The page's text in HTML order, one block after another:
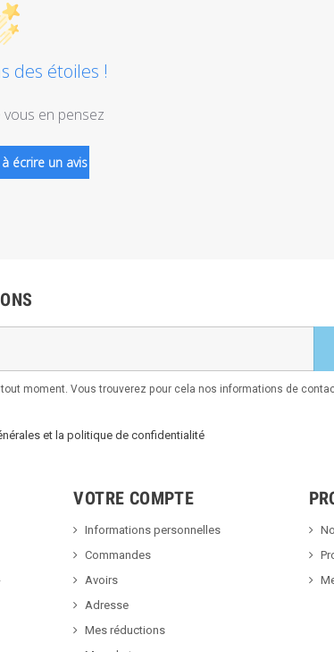
des étoiles !
en pensez
écrire un avis
moment. Vous trouverez pour cela nos informations de
et la politique de confidentialité
VOTRE COMPTE
Informations personnelles
Commandes
Avoirs
Adresse
Mes réductions